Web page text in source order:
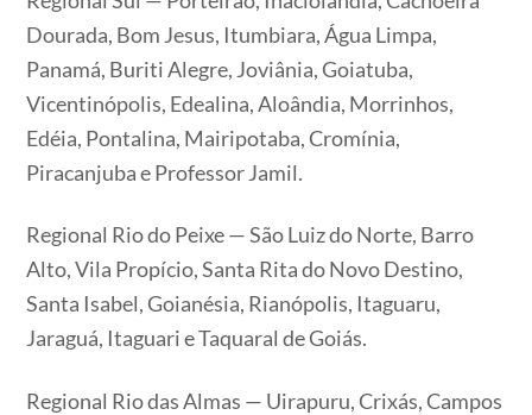
Dourada, Bom Jesus, Itumbiara, Água Limpa,
Panamá, Buriti Alegre, Joviânia, Goiatuba,
Vicentinópolis, Edealina, Aloândia, Morrinhos,
Edéia, Pontalina, Mairipotaba, Cromínia,
Piracanjuba e Professor Jamil.
Regional Rio do Peixe — São Luiz do Norte, Barro
Alto, Vila Propício, Santa Rita do Novo Destino,
Santa Isabel, Goianésia, Rianópolis, Itaguaru,
Jaraguá, Itaguari e Taquaral de Goiás.
Regional Rio das Almas — Uirapuru, Crixás, Campos